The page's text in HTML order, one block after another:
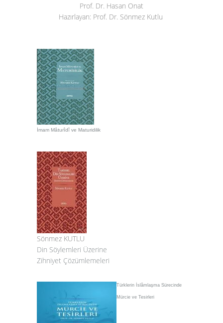
Prof. Dr. Hasan Onat
Hazırlayan: Prof. Dr. Sönmez Kutlu
İmam Mâturîdî ve Maturidilik
Sönmez KUTLU
Din Söylemleri Üzerine
Zihniyet Çözümlemeleri
Türklerin İslâmlaşma Sürecinde
Mürcie ve Tesirleri